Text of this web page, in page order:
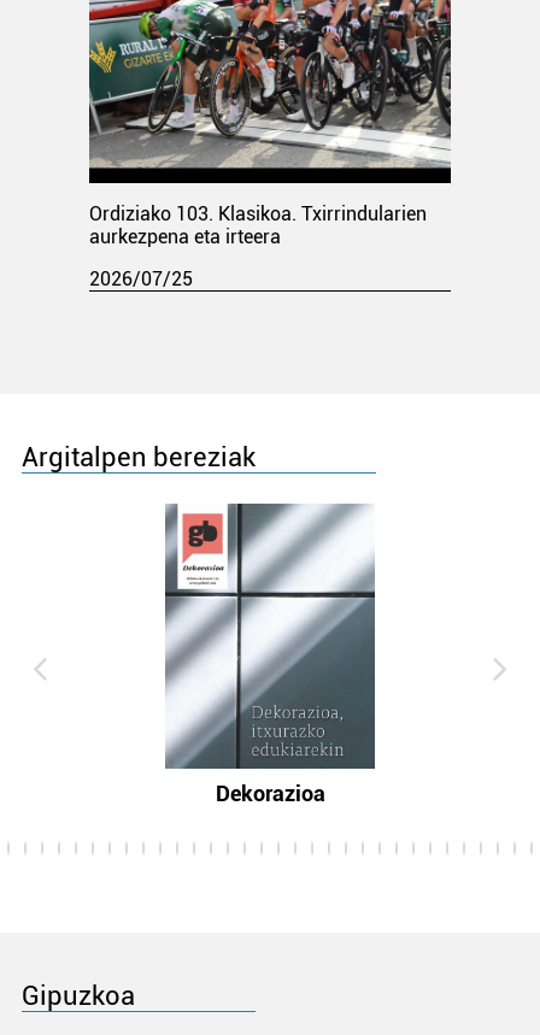
Ordiziako 103. Klasikoa. Txirrindularien
aurkezpena eta irteera
2026/07/25
Argitalpen bereziak
Dekorazioa
Gipuzkoa